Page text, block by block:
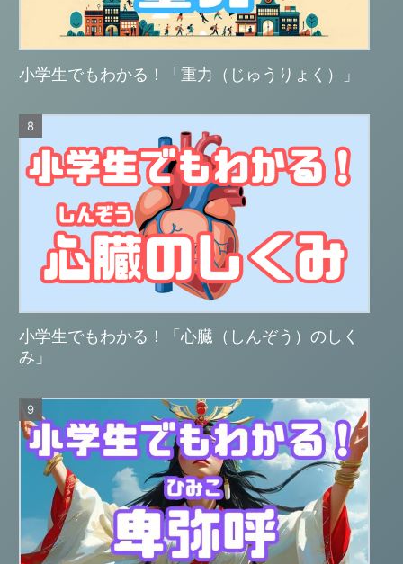
小学生でもわかる！「重力（じゅうりょく）」
小学生でもわかる！「心臓（しんぞう）のしく
み」